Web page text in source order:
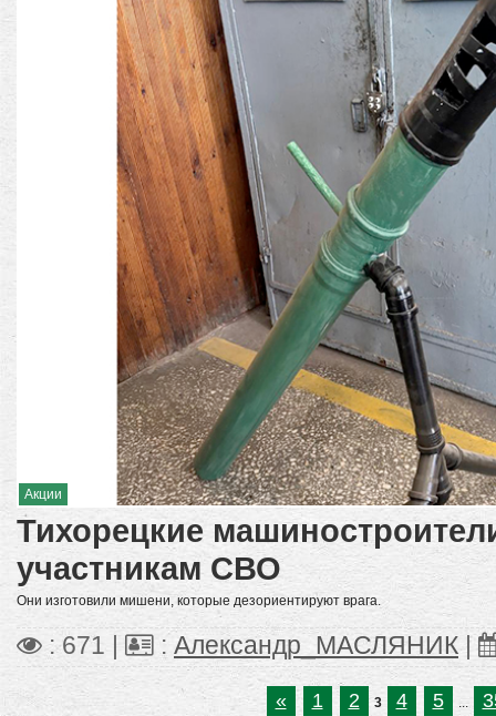
Акции
Тихорецкие
участникам СВО
Они изготовили мишени, которые дезориентируют врага.
: 671 | : Александр_МАСЛЯНИК|
« 1 2 3 4 5 ...